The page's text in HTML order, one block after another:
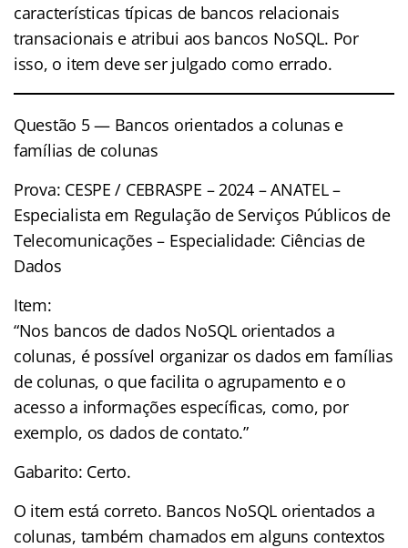
características típicas de bancos relacionais
transacionais e atribui aos bancos NoSQL. Por
isso, o item deve ser julgado como errado.
Questão 5 — Bancos orientados a colunas e
famílias de colunas
Prova: CESPE / CEBRASPE – 2024 – ANATEL –
Especialista em Regulação de Serviços Públicos de
Telecomunicações – Especialidade: Ciências de
Dados
Item:
“Nos bancos de dados NoSQL orientados a
colunas, é possível organizar os dados em famílias
de colunas, o que facilita o agrupamento e o
acesso a informações específicas, como, por
exemplo, os dados de contato.”
Gabarito: Certo.
O item está correto. Bancos NoSQL orientados a
colunas, também chamados em alguns contextos